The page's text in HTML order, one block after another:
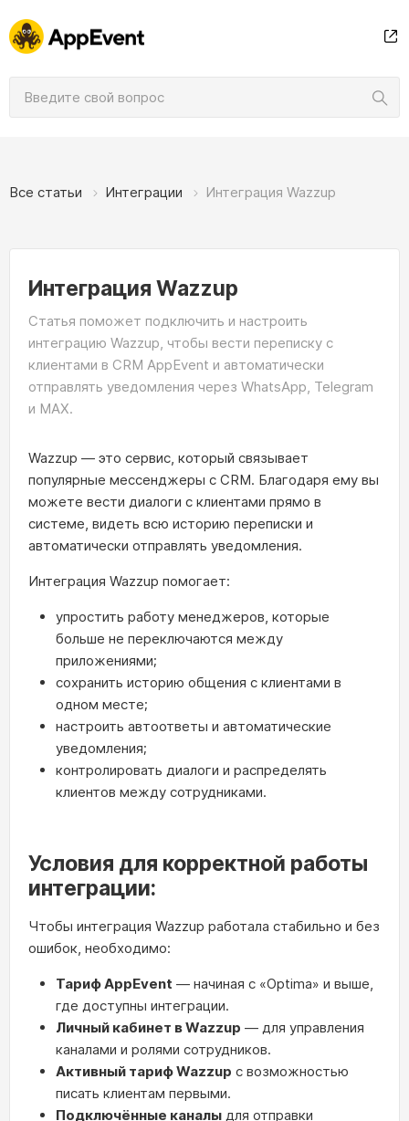
Все статьи Интеграции Интеграция Wazzup
Интеграция Wazzup
Статья поможет подключить и настроить
интеграцию Wazzup, чтобы вести переписку с
клиентами в CRM AppEvent и автоматически
отправлять уведомления через WhatsApp, Telegram
и МАХ.
Wazzup — это сервис, который связывает
популярные мессенджеры с CRM. Благодаря ему вы
можете вести диалоги с клиентами прямо в
системе, видеть всю историю переписки и
автоматически отправлять уведомления.
Интеграция Wazzup помогает:
упростить работу менеджеров, которые
больше не переключаются между
приложениями;
сохранить историю общения с клиентами в
одном месте;
настроить автоответы и автоматические
уведомления;
контролировать диалоги и распределять
клиентов между сотрудниками.
Условия для корректной работы
интеграции:
Чтобы интеграция Wazzup работала стабильно и без
ошибок, необходимо:
Тариф AppEvent — начиная с «Optima» и выше,
где доступны интеграции.
Личный кабинет в Wazzup — для управления
каналами и ролями сотрудников.
Активный тариф Wazzup с возможностью
писать клиентам первыми.
Подключённые каналы для отправки